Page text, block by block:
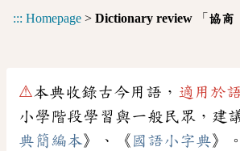
::: Homepage > Dictionary review 「 協商
⚠本典收錄古今用語， 適用於
小學階段學習與一般民眾，建
典簡編本》、《 國語小字典》。